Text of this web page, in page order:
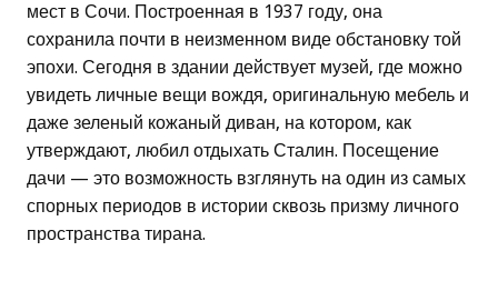
мест в Сочи. Построенная в 1937 году, она
сохранила почти в неизменном виде обстановку той
эпохи. Сегодня в здании действует музей, где можно
увидеть личные вещи вождя, оригинальную мебель и
даже зеленый кожаный диван, на котором, как
утверждают, любил отдыхать Сталин. Посещение
дачи — это возможность взглянуть на один из самых
спорных периодов в истории сквозь призму личного
пространства тирана.